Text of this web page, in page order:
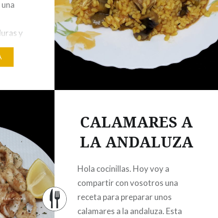
y
un
pega,
CALAMARES A
LA ANDALUZA
Hola cocinillas. Hoy voy a
compartir con vosotros una
receta para preparar unos
calamares a la andaluza. Esta